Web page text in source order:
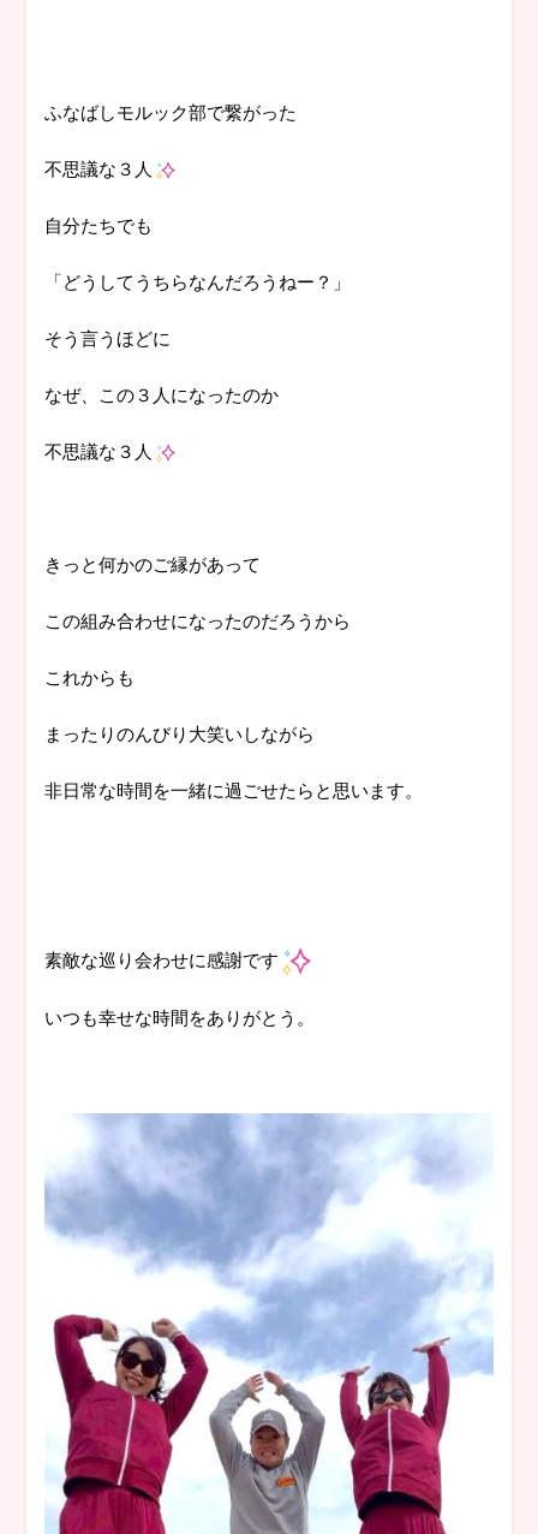
ふなばしモルック部で繋がった
不思議な３人
自分たちでも
「どうしてうちらなんだろうねー？」
そう言うほどに
なぜ、この３人になったのか
不思議な３人
きっと何かのご縁があって
この組み合わせになったのだろうから
これからも
まったりのんびり大笑いしながら
非日常な時間を一緒に過ごせたらと思います。
素敵な巡り会わせに感謝です
いつも幸せな時間をありがとう。